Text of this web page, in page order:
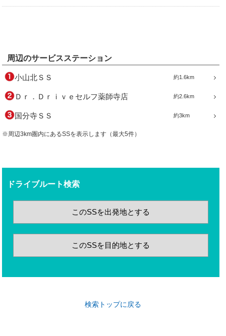
周辺のサービスステーション
約1.6km
小山北ＳＳ
約2.6km
Ｄｒ．Ｄｒｉｖｅセルフ薬師寺店
約3km
国分寺ＳＳ
※周辺3km圏内にあるSSを表示します（最大5件）
ドライブルート検索
このSSを出発地とする
このSSを目的地とする
検索トップに戻る